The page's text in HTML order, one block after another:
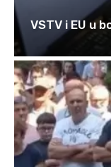
VSTV i EU u